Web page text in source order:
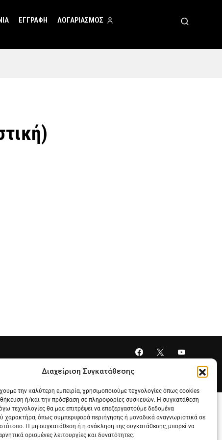
Διαχείριση Συγκατάθεσης
την καλύτερη εμπειρία, χρησιμοποιούμε τεχνολογίες όπως cookies
ή/και την πρόσβαση σε πληροφορίες συσκευών. Η συγκατάθεση
τεχνολογίες θα μας επιτρέψει να επεξεργαστούμε δεδομένα
χαρακτήρα, όπως συμπεριφορά περιήγησης ή μοναδικά αναγνωριστικά σε
Η μη συγκατάθεση ή η ανάκληση της συγκατάθεσης, μπορεί να
ορισμένες λειτουργίες και δυνατότητες.
ΕΓΓΡΑΦΗ ΛΟΓΑΡΙΑΣΜΟΣ